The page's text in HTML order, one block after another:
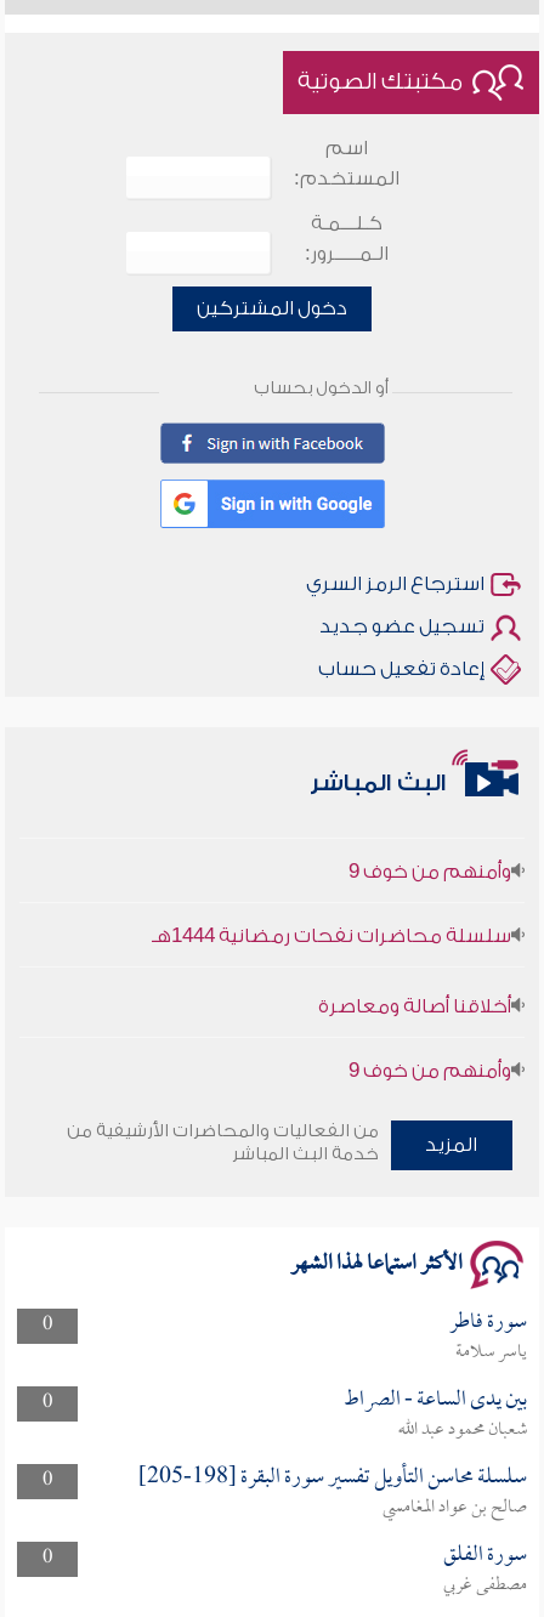
مكتبتك الصوتية
اسم
المستخدم:
كـلـــمـة
الـمـــــرور:
دخول المشتركين
أو الدخول بحساب
استرجاع الرمز السري
تسجيل عضو جديد
إعادة تفعيل حساب
البث المباشر
أخلاقنا أصالة ومعاصرة
المزيد
من الفعاليات والمحاضرات الأرشيفية من
خدمة البث المباشر
الأكثر استماعا لهذا الشهر
0 سورة فاطر
ياسر سلامة
0
بين يدى الساعة - الصراط
شعبان محمود عبد الله
0
سلسلة محاسن التأويل تفسير سورة البقرة [198-205]
صالح بن عواد المغامسي
0
سورة الفلق
مصطفى غربي